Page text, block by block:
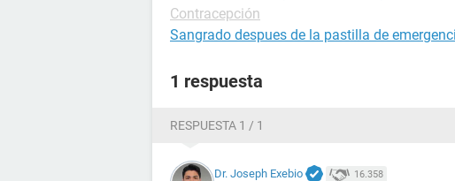
Contracepción
Sangrado despues de la pastilla de
1 respuesta
RESPUESTA 1 / 1
Dr. Joseph Exebio 16.358